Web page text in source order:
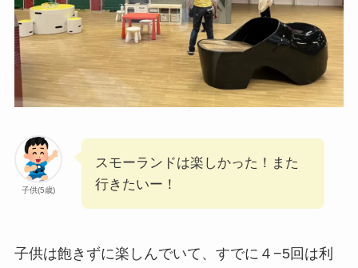
子供(5歳)
スモーランドは楽しかった！また
行きたいー！
子供は飽きずに楽しんでいて、すでに４−5回は利